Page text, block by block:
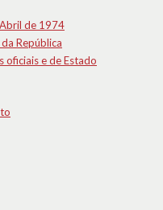
de 1974
República
oficiais e de Estado